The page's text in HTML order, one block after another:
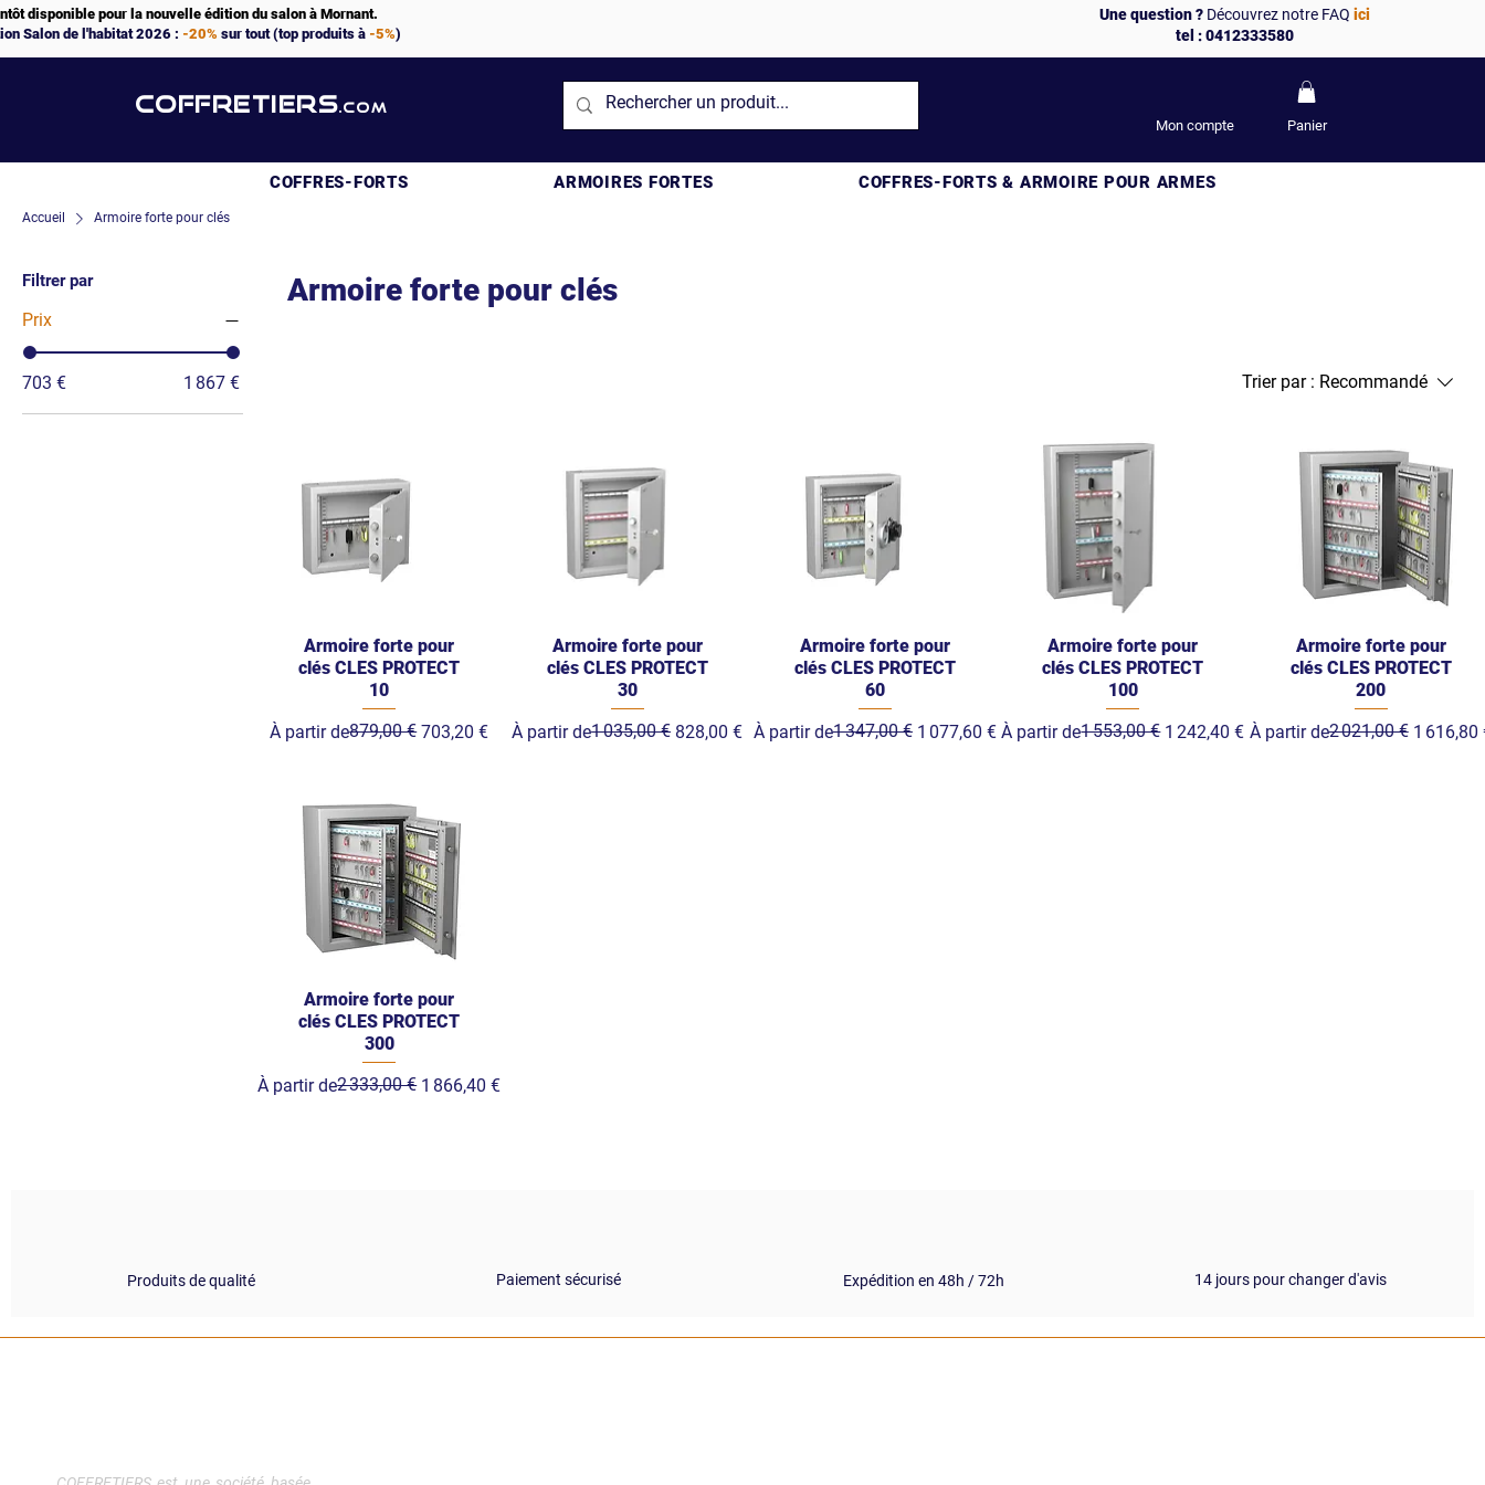
disponible pour la nouvelle édition du salon à Mornant.
Salon de l'habitat 2026 : -20% sur tout (top produits à -5%)
Une question ? Découvrez notre FAQici
tel : 0412333580
COFFRETIERS.COM
Mon compte Panier
COFFRES-FORTS ARMOIRES FORTES COFFRES-FORTS & ARMOIRE POUR ARMES
Accueil Armoire forte pour clés
Filtrer par
Prix
703 € 1 867 €
Armoire forte pour clés
Trier par : Recommandé
Armoire forte pour
clés CLES PROTECT
10
À partir de
Prix original879,00 € 703,20 €
Prix promotionnel
Armoire forte pour
clés CLES PROTECT
30
À partir de
Prix original1 035,00 € 828,00 €
Prix promotionnel
Armoire forte pour
clés CLES PROTECT
60
À partir de
Prix original1 347,00 € 1 077,60 €
Prix promotionnel
Armoire forte pour
clés CLES PROTECT
100
À partir de
Prix original1 553,00 € 1 242,40 €
Prix promotionnel
Armoire forte pour
clés CLES PROTECT
200
À partir de
Prix original2 021,00 € 1 616,80
Prix promotionnel
Armoire forte pour
clés CLES PROTECT
300
À partir de
Prix original2 333,00 € 1 866,40 €
Prix promotionnel
Produits de qualité Paiement sécurisé Expédition en 48h / 72h 14 jours pour changer d'avis